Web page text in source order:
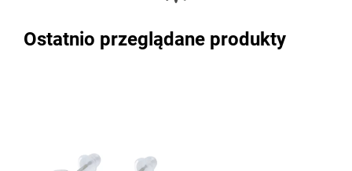
Ostatnio przeglądane produkty